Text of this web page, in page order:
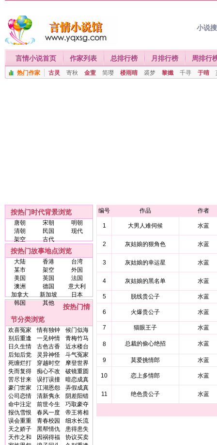
小说
言情小说首页 作家列表 总排行榜 月排行榜 周排行
热门作家 古灵 寄秋 金萱 简璎 楼雨晴 裘梦 黎孅 千寻 于晴
按热门时代背景浏览
唐朝 宋朝
明朝
清朝
民国
现代
架空
古代
按热门故事地点浏览
大陆 香港
台湾
某市
架空
外国
美国
英国
法国
澳洲
德国
意大利
加拿大
新加坡
日本
韩国
其他
按热门情
节分类浏览
欢喜冤家 情有独钟
候门似海
别后重逢
一见钟情
青梅竹马
日久生情
古色古香
近水楼台
后知后觉
灵异神怪
斗气冤家
死缠烂打
穿越时空
摩登世界
失而复得
痴心不改
破镜重圆
苦尽甘来
误打误撞
暗恋成真
豪门世家
江湖恩怨
弄假成真
公司恋情
清新隽永
阴差阳错
命中注定
前世今生
巧取豪夺
报仇雪恨
春风一度
帝王将相
误会重重
青春校园
细水长流
天之娇子
黑帮情仇
患得患失
天作之和
因祸得福
协议买卖
编号 作品 作者
1 大男人难伺候 水蓝
2 灰姑娘的狠角色 水蓝
3 灰姑娘的幸运星 水蓝
4 灰姑娘的黑名单 水蓝
5 脱线贵公子 水蓝
6 火爆贵公子 水蓝
7 猫眼王子 水蓝
8 总裁的偷心绝招 水蓝
9 莫爱挑情郎 水蓝
10 恋上多情郎 水蓝
11 绝色贵公子 水蓝